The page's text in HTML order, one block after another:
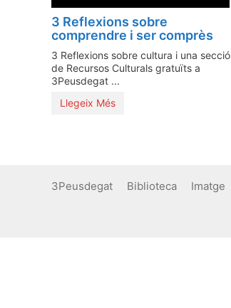
3 Reflexions sobre
comprendre i ser comprès
3 Reflexions sobre cultura i una secció
de Recursos Culturals gratuïts a
3Peusdegat ...
Llegeix Més
3Peusdegat Biblioteca Imatge